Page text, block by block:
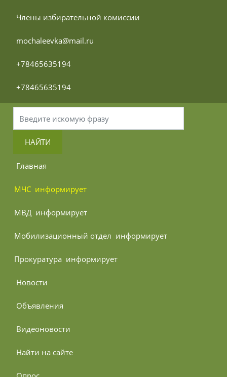
Члены избирательной комиссии
mochaleevka@mail.ru
+78465635194
+78465635194
НАЙТИ
Главная
МЧС информирует
МВД информирует
Мобилизационный отдел информирует
Прокуратура информирует
Новости
Объявления
Видеоновости
Найти на сайте